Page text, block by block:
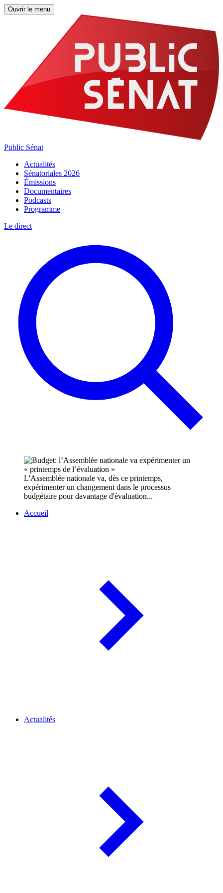
Ouvrir le menu
Public Sénat
Actualités
Sénatoriales 2026
Émissions
Documentaires
Podcasts
Programme
Le direct
L'Assemblée nationale va, dès ce printemps,
expérimenter un changement dans le processus
budgétaire pour davantage d'évaluation...
Accueil
Actualités